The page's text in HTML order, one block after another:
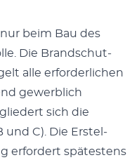
beim Bau des
Die Brand­schut­
alle erforder­lichen
gewerblich
sich die
und C). Die Erstel­
erfordert spätestens